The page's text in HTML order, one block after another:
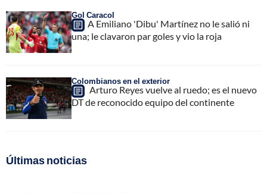
Gol Caracol
A Emiliano 'Dibu' Martínez no le salió ni
una; le clavaron par goles y vio la roja
Colombianos en el exterior
Arturo Reyes vuelve al ruedo; es el nuevo
DT de reconocido equipo del continente
Últimas noticias